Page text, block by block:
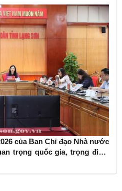
của Ban Chỉ đạo Nhà nước
trọng quốc gia, trọng điểm